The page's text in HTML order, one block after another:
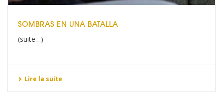
SOMBRAS EN UNA BATALLA
(suite…)
Lire la suite